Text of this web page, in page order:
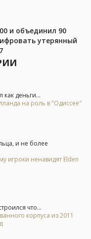
и объединил 90
утерянный
как деньги...
на роль в "Одиссее"
и не более
игроки ненавидят Elden
что...
корпуса из 2011